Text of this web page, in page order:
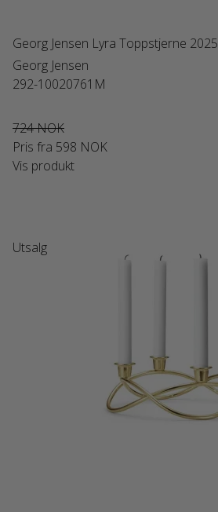
Georg Jensen Lyra Toppstjerne 2025
Georg Jensen
292-10020761M
724 NOK
Pris fra 598 NOK
Vis produkt
Utsalg